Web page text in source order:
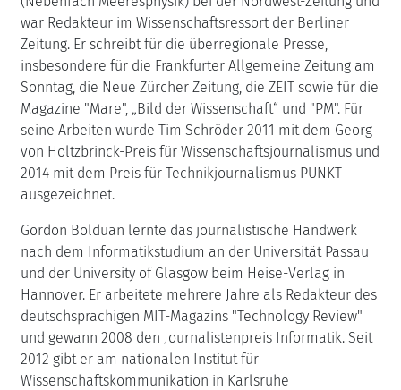
war Redakteur im Wissenschaftsressort der Berliner
Zeitung. Er schreibt für die überregionale Presse,
insbesondere für die Frankfurter Allgemeine Zeitung am
Sonntag, die Neue Zürcher Zeitung, die ZEIT sowie für die
Magazine "Mare", „Bild der Wissenschaft“ und "PM". Für
seine Arbeiten wurde Tim Schröder 2011 mit dem Georg
von Holtzbrinck-Preis für Wissenschaftsjournalismus und
2014 mit dem Preis für Technikjournalismus PUNKT
ausgezeichnet.
Gordon Bolduan lernte das journalistische Handwerk
nach dem Informatikstudium an der Universität Passau
und der University of Glasgow beim Heise-Verlag in
Hannover. Er arbeitete mehrere Jahre als Redakteur des
deutschsprachigen MIT-Magazins "Technology Review"
und gewann 2008 den Journalistenpreis Informatik. Seit
2012 gibt er am nationalen Institut für
Wissenschaftskommunikation in Karlsruhe